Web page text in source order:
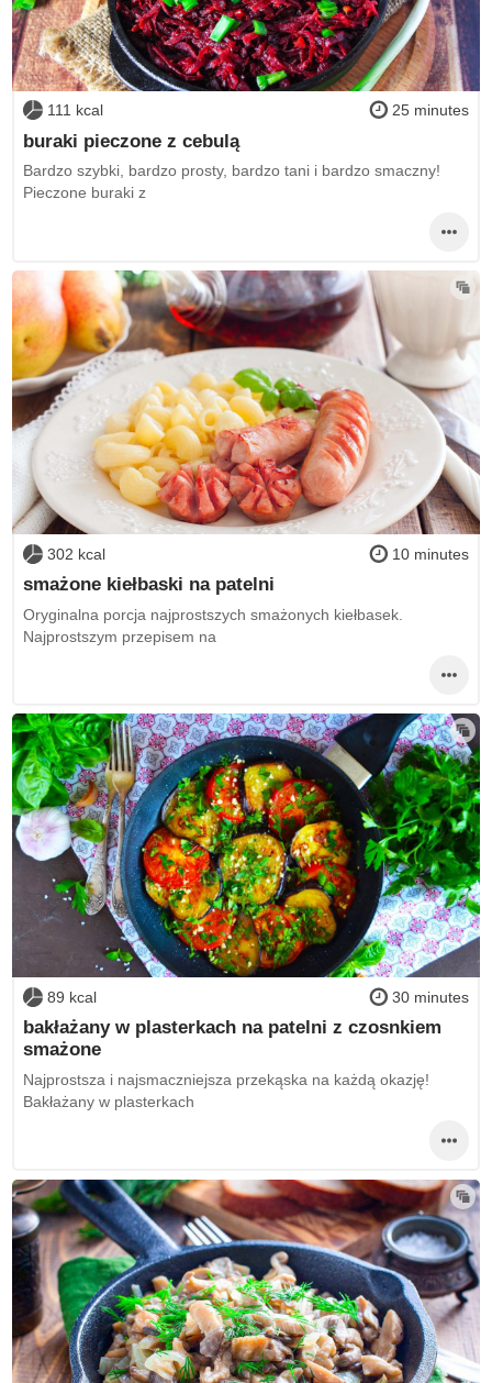
111 kcal 25 minutes
buraki pieczone z cebulą
Bardzo szybki, bardzo prosty, bardzo tani i bardzo smaczny!
Pieczone buraki z
302 kcal 10 minutes
smażone kiełbaski na patelni
Oryginalna porcja najprostszych smażonych kiełbasek.
Najprostszym przepisem na
89 kcal 30 minutes
bakłażany w plasterkach na patelni z czosnkiem
smażone
Najprostsza i najsmaczniejsza przekąska na każdą okazję!
Bakłażany w plasterkach